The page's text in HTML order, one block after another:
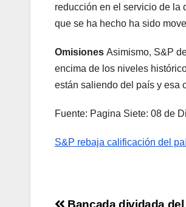
reducción en el servicio de la
que se ha hecho ha sido
Omisiones Asimismo, S&P
encima de los niveles
están saliendo del país y esa
Fuente: Pagina Siete: 08 de
S&P rebaja calificación del